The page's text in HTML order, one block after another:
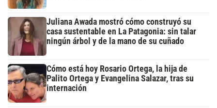
Juliana Awada mostró cómo construyó su
casa sustentable en La Patagonia: sin talar
ningún árbol y de la mano de su cuñado
Cómo está hoy Rosario Ortega, la hija de
Palito Ortega y Evangelina Salazar, tras su
internación